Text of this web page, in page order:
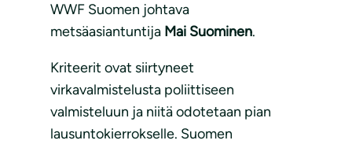
WWF Suomen johtava
metsäasiantuntija Mai Suominen.
Kriteerit ovat siirtyneet
virkavalmistelusta poliittiseen
valmisteluun ja niitä odotetaan pian
lausuntokierrokselle. Suomen